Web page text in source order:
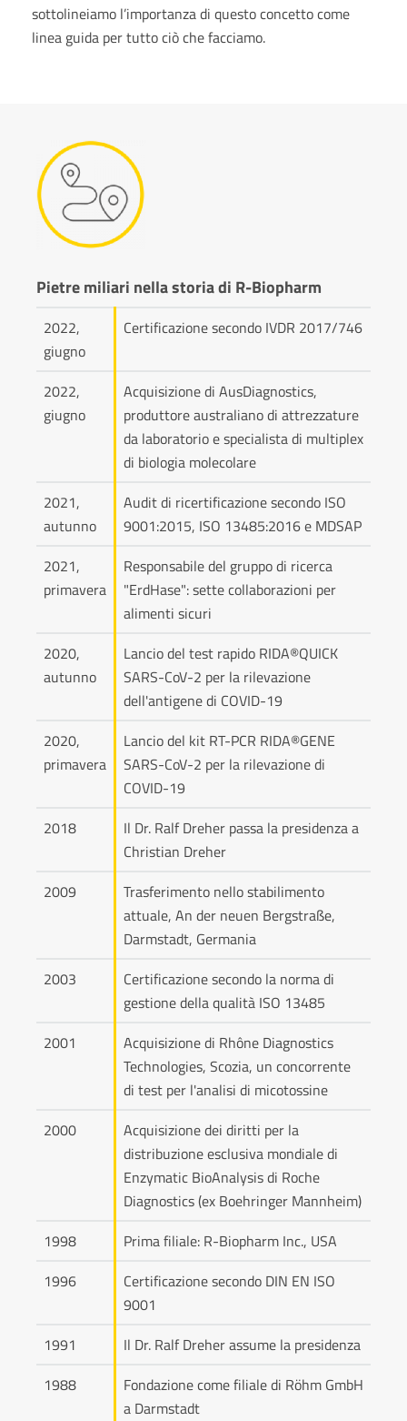
sottolineiamo l’importanza di questo concetto come
linea guida per tutto ciò che facciamo.
Pietre miliari nella storia di R-Biopharm
2022,
giugno
Certificazione secondo IVDR 2017/746
2022,
giugno
Acquisizione di AusDiagnostics,
produttore australiano di attrezzature
da laboratorio e specialista di multiplex
di biologia molecolare
2021,
autunno
Audit di ricertificazione secondo ISO
9001:2015, ISO 13485:2016 e MDSAP
2021,
primavera
Responsabile del gruppo di ricerca
"ErdHase": sette collaborazioni per
alimenti sicuri
2020,
autunno
Lancio del test rapido RIDA®QUICK
SARS-CoV-2 per la rilevazione
dell'antigene di COVID-19
2020,
primavera
Lancio del kit RT-PCR RIDA®GENE
SARS-CoV-2 per la rilevazione di
COVID-19
2018
Il Dr. Ralf Dreher passa la presidenza a
Christian Dreher
2009
Trasferimento nello stabilimento
attuale, An der neuen Bergstraße,
Darmstadt, Germania
2003
Certificazione secondo la norma di
gestione della qualità ISO 13485
2001
Acquisizione di Rhône Diagnostics
Technologies, Scozia, un concorrente
di test per l'analisi di micotossine
2000
Acquisizione dei diritti per la
distribuzione esclusiva mondiale di
Enzymatic BioAnalysis di Roche
Diagnostics (ex Boehringer Mannheim)
1998
Prima filiale: R-Biopharm Inc., USA
1996
Certificazione secondo DIN EN ISO
9001
1991
Il Dr. Ralf Dreher assume la presidenza
1988
Fondazione come filiale di Röhm GmbH
a Darmstadt